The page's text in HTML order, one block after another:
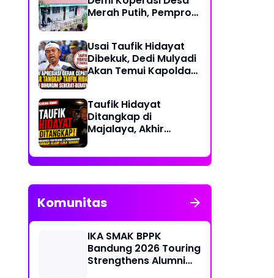
Merah Putih, Pemprov
dengan Proyek
Usai Taufik Hidayat
Dibekuk, Dedi Mulyadi
Akan Temui Kapolda
Juta
Taufik Hidayat
Ditangkap di
Majalaya, Akhir
Kasus Penyekapan
dan Penganiayaan
Komunitas
IKA SMAK BPPK
Bandung 2026 Touring
Strengthens Alumni